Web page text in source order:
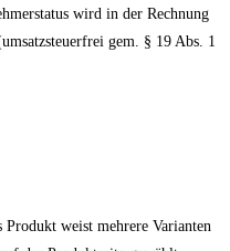
wird in der Rechnung
gem. § 19 Abs. 1
Produkt weist mehrere Varianten